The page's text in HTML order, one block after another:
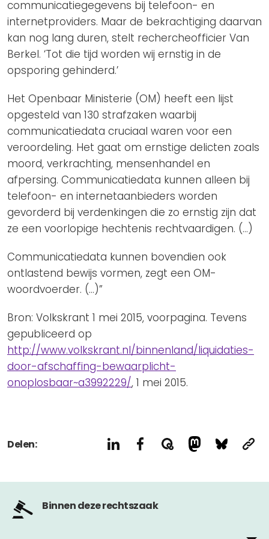
communicatiegegevens bij telefoon- en
internetproviders. Maar de bekrachtiging daarvan
kan nog lang duren, stelt rechercheofficier Van
Berkel. ‘Tot die tijd worden wij ernstig in de
opsporing gehinderd.’
Het Openbaar Ministerie (OM) heeft een lijst
opgesteld van 130 strafzaken waarbij
communicatiedata cruciaal waren voor een
veroordeling. Het gaat om ernstige delicten zoals
moord, verkrachting, mensenhandel en
afpersing. Communicatiedata kunnen alleen bij
telefoon- en internetaanbieders worden
gevorderd bij verdenkingen die zo ernstig zijn dat
ze een voorlopige hechtenis rechtvaardigen. (…)
Communicatiedata kunnen bovendien ook
ontlastend bewijs vormen, zegt een OM-
woordvoerder. (…)”
Bron: Volkskrant 1 mei 2015, voorpagina. Tevens
gepubliceerd op
http://www.volkskrant.nl/binnenland/liquidaties-
door-afschaffing-bewaarplicht-
onoplosbaar~a3992229/, 1 mei 2015.
Delen:
Binnen deze rechtszaak